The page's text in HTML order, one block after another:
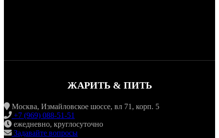
ЖАРИТЬ & ПИТЬ
Москва, Измайловское шоссе, вл 71, корп. 5
+7 (969) 088-51-51
ежедневно, круглосуточно
Задавайте вопросы